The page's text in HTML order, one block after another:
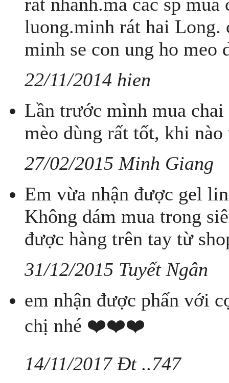
luong.minh rát hai Long.
minh se con ung ho meo
22/11/2014 hien
Lần trước mình mua
mèo dùng rất tốt, khi
27/02/2015 Minh Giang
Em vừa nhận được gel
Không dám mua trong
được hàng trên tay từ
31/12/2015 Tuyết Ngân
em nhận được phấn với
chị nhé ❤️❤️❤️
14/11/2017 Đt ..747